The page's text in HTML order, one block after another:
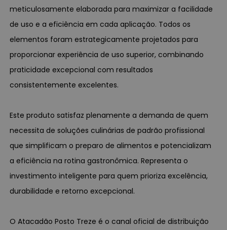
meticulosamente elaborada para maximizar a facilidade
de uso e a eficiência em cada aplicação. Todos os
elementos foram estrategicamente projetados para
proporcionar experiência de uso superior, combinando
praticidade excepcional com resultados
consistentemente excelentes.
Este produto satisfaz plenamente a demanda de quem
necessita de soluções culinárias de padrão profissional
que simplificam o preparo de alimentos e potencializam
a eficiência na rotina gastronômica. Representa o
investimento inteligente para quem prioriza excelência,
durabilidade e retorno excepcional.
O Atacadão Posto Treze é o canal oficial de distribuição